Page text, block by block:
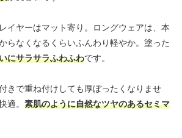
イヤーはマット寄り。ロングウェアは、本
らなくなるくらいふんわり軽やか。塗った
にサラサラふわふわです。
きで重ね付けしても厚ぼったくなりませ
適。 素肌のように自然なツヤのあるセミマ